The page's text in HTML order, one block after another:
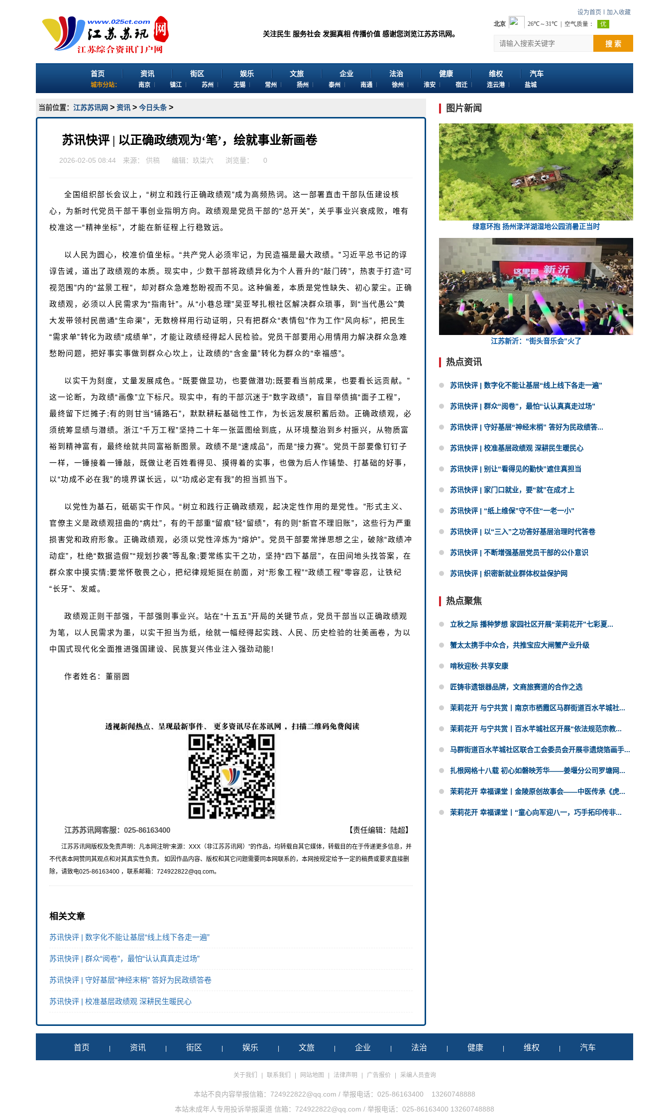
设为首页 加入收藏
关注民生 服务社会 发掘真相 传播价值 感谢您浏览江苏苏讯网。 欢迎投稿：邮箱724922822@qq.com 客服电话：025-86163400
搜 索
首页 资讯 街区 娱乐 文旅 企业 法治 健康 维权 汽车
城市分站： 南京 镇江 苏州 无锡 常州 扬州 泰州 南通 徐州 淮安 宿迁 连云港 盐城
当前位置： 江苏苏讯网 > 资讯 > 今日头条 >
苏讯快评 | 以正确政绩观为‘笔’，绘就事业新画卷
2026-02-05 08:44 来源： 供稿 编辑：玖柒六 浏览量： 0
全国组织部长会议上，“树立和践行正确政绩观”成为高频热词。这一部署直击干部队伍建设核
心，为新时代党员干部干事创业指明方向。政绩观是党员干部的“总开关”，关乎事业兴衰成败，唯有
校准这一“精神坐标”，才能在新征程上行稳致远。
以人民为圆心，校准价值坐标。“共产党人必须牢记，为民造福是最大政绩。”习近平总书记的谆
谆告诫，道出了政绩观的本质。现实中，少数干部将政绩异化为个人晋升的“敲门砖”，热衷于打造“可
视范围”内的“盆景工程”，却对群众急难愁盼视而不见。这种偏差，本质是党性缺失、初心蒙尘。正确
政绩观，必须以人民需求为“指南针”。从“小巷总理”吴亚琴扎根社区解决群众琐事，到“当代愚公”黄
大发带领村民凿通“生命渠”，无数榜样用行动证明，只有把群众“表情包”作为工作“风向标”，把民生
“需求单”转化为政绩“成绩单”，才能让政绩经得起人民检验。党员干部要用心用情用力解决群众急难
愁盼问题，把好事实事做到群众心坎上，让政绩的“含金量”转化为群众的“幸福感”。
以实干为刻度，丈量发展成色。“既要做显功，也要做潜功;既要看当前成果，也要看长远贡献。”
这一论断，为政绩“画像”立下标尺。现实中，有的干部沉迷于“数字政绩”，盲目举债搞“面子工程”，
最终留下烂摊子;有的则甘当“铺路石”，默默耕耘基础性工作，为长远发展积蓄后劲。正确政绩观，必
须统筹显绩与潜绩。浙江“千万工程”坚持二十年一张蓝图绘到底，从环境整治到乡村振兴，从物质富
裕到精神富有，最终绘就共同富裕新图景。政绩不是“速成品”，而是“接力赛”。党员干部要像钉钉子
一样，一锤接着一锤敲，既做让老百姓看得见、摸得着的实事，也做为后人作铺垫、打基础的好事，
以“功成不必在我”的境界谋长远，以“功成必定有我”的担当抓当下。
以党性为基石，砥砺实干作风。“树立和践行正确政绩观，起决定性作用的是党性。”形式主义、
官僚主义是政绩观扭曲的“病灶”，有的干部重“留痕”轻“留绩”，有的则“新官不理旧账”，这些行为严重
损害党和政府形象。正确政绩观，必须以党性淬炼为“熔炉”。党员干部要常掸思想之尘，破除“政绩冲
动症”，杜绝“数据造假”“规划抄袭”等乱象;要常练实干之功，坚持“四下基层”，在田间地头找答案，在
群众家中摸实情;要常怀敬畏之心，把纪律规矩挺在前面，对“形象工程”“政绩工程”零容忍，让铁纪
“长牙”、发威。
政绩观正则干部强，干部强则事业兴。站在“十五五”开局的关键节点，党员干部当以正确政绩观
为笔，以人民需求为墨，以实干担当为纸，绘就一幅经得起实践、人民、历史检验的壮美画卷，为以
中国式现代化全面推进强国建设、民族复兴伟业注入强劲动能!
作者姓名：董丽圆
江苏苏讯网客服：025-86163400 【责任编辑：陆超】
江苏苏讯网版权及免责声明：凡本网注明“来源：XXX（非江苏苏讯网）”的作品，均转载自其它媒体，转载目的在于传递更多信息，并
不代表本网赞同其观点和对其真实性负责。 如因作品内容、版权和其它问题需要同本网联系的，本网按规定给予一定的稿费或要求直接删
除，请致电025-86163400 ，联系邮箱：724922822@qq.com。
相关文章
苏讯快评 | 数字化不能让基层“线上线下各走一遍”
苏讯快评 | 群众“阅卷”，最怕“认认真真走过场”
苏讯快评 | 守好基层“神经末梢” 答好为民政绩答卷
苏讯快评 | 校准基层政绩观 深耕民生暖民心
图片新闻
绿意环抱 扬州渌洋湖湿地公园消暑正当时
江苏新沂：“街头音乐会”火了
热点资讯
苏讯快评 | 数字化不能让基层“线上线下各走一遍”
苏讯快评 | 群众“阅卷”，最怕“认认真真走过场”
苏讯快评 | 守好基层“神经末梢” 答好为民政绩答...
苏讯快评 | 校准基层政绩观 深耕民生暖民心
苏讯快评 | 别让“看得见的勤快”遮住真担当
苏讯快评 | 家门口就业，要“就”在成才上
苏讯快评 | “纸上维保”守不住“一老一小”
苏讯快评 | 以“三入”之功答好基层治理时代答卷
苏讯快评 | 不断增强基层党员干部的公仆意识
苏讯快评 | 织密新就业群体权益保护网
热点聚焦
立秋之际 播种梦想 家园社区开展“茉莉花开”七彩夏...
蟹太太携手中众合，共推宝应大闸蟹产业升级
啃秋迎秋·共享安康
匠铸非遗银器品牌，文商旅赛道的合作之选
茉莉花开 与宁共赏丨南京市栖霞区马群街道百水芊城社...
茉莉花开 与宁共赏丨百水芊城社区开展“依法规范宗教...
马群街道百水芊城社区联合工会委员会开展非遗烧箔画手...
扎根网格十八载 初心如磐映芳华——姜堰分公司罗塘网...
茉莉花开 幸福课堂丨金陵原创故事会——中医传承《虎...
茉莉花开 幸福课堂丨“童心向军迎八一，巧手拓印传非...
首页 资讯 街区 娱乐 文旅 企业 法治 健康 维权 汽车
关于我们 联系我们 网站地图 法律声明 广告报价 采编人员查询
本站不良内容举报信箱：724922822@qq.com / 举报电话：025-86163400 13260748888
本站未成年人专用投诉举报渠道 信箱：724922822@qq.com / 举报电话：025-86163400 13260748888